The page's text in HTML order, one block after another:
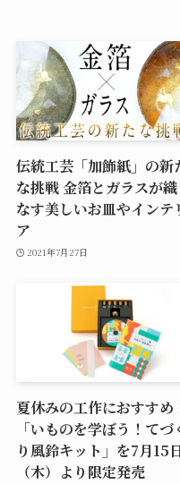
伝統工芸「加飾紙」の新
な挑戦 金箔とガラスが織
なす美しいお皿やインテ
ア
2021年7月27日
夏休みの工作におすすめ
「いものを学ぼう！てづ
り風鈴キット」を7月15
（木）より限定発売